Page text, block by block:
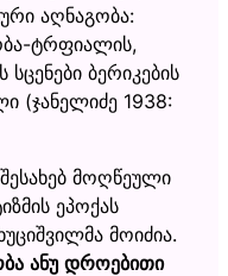
აღნაგობა:
ტრფიალის,
ბერიკების
(ჯანელიძე 1938:
მოღწეული
ეპოქას
მოიძია.
ანუ დროებითი